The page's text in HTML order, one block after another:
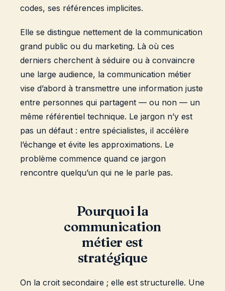
codes, ses références implicites.
Elle se distingue nettement de la communication
grand public ou du marketing. Là où ces
derniers cherchent à séduire ou à convaincre
une large audience, la communication métier
vise d’abord à transmettre une information juste
entre personnes qui partagent — ou non — un
même référentiel technique. Le jargon n’y est
pas un défaut : entre spécialistes, il accélère
l’échange et évite les approximations. Le
problème commence quand ce jargon
rencontre quelqu’un qui ne le parle pas.
Pourquoi la
communication
métier est
stratégique
On la croit secondaire ; elle est structurelle. Une